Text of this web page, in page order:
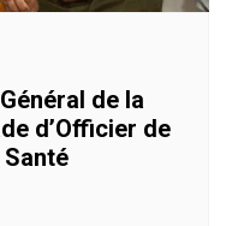
de la
d’Officier de